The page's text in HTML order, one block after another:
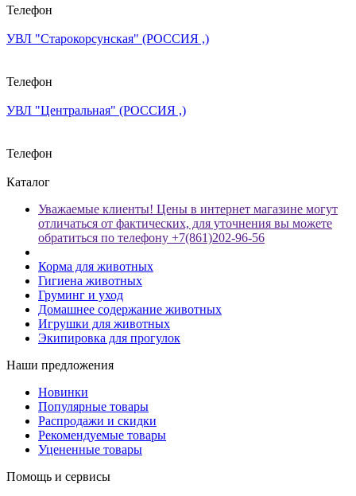
Телефон
УВЛ "Старокорсунская" (РОССИЯ ,)
Телефон
УВЛ "Центральная" (РОССИЯ ,)
Телефон
Каталог
Уважаемые клиенты! Цены в интернет магазине могут
отличаться от фактических, для уточнения вы можете
обратиться по телефону +7(861)202-96-56
Корма для животных
Гигиена животных
Груминг и уход
Домашнее содержание животных
Игрушки для животных
Экипировка для прогулок
Наши предложения
Новинки
Популярные товары
Распродажи и скидки
Рекомендуемые товары
Уцененные товары
Помощь и сервисы